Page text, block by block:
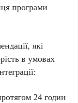
програми
які
в умовах
24 годин